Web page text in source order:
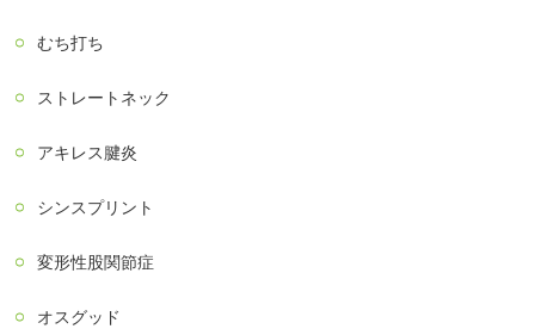
むち打ち
ストレートネック
アキレス腱炎
シンスプリント
変形性股関節症
オスグッド